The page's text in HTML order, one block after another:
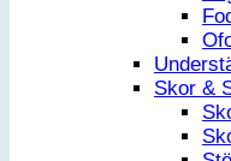
Skor &